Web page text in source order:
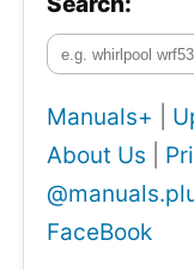
Manuals+
About Us
FaceBook